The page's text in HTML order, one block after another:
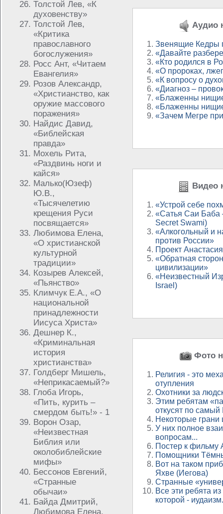
Толстой Лев, «К
духовенству»
Толстой Лев,
«Критика
православного
богослужения»
Росс Ант, «Читаем
Евангелия»
Розов Александр,
«Христианство, как
оружие массового
поражения»
Найдис Давид,
«Библейская
правда»
Мохель Рита,
«Раздвинь ноги и
кайся»
Малько(Юзеф)
Ю.В.,
«Тысячелетию
крещения Руси
посвящается»
Любимова Елена,
«О христианской
культурной
традиции»
Козырев Алексей,
«Пьянство»
Климчук Е.А., «О
национальной
принадлежности
Иисуса Христа»
Дешнер К.,
«Криминальная
история
христианства»
Голдберг Мишель,
«Неприкасаемый?»
Глоба Игорь,
«Пить, курить –
смердом быть!» - 1
Ворон Озар,
«Неизвестная
Библия или
околобиблейские
мифы»
Бессонов Евгений,
«Странные
обычаи»
Байда Дмитрий,
Любимова Елена,
Аудио
Звенящие Кедры
«Давайте
«Кто родился в
«О пророках,
«К вопросу о
«Диагноз –
«Блаженны
«Блаженны
«Зачем Мегре
Видео
«Устрой себе
«Сатья Саи Баба
Secret Swami)
«Алкогольный и
против России»
Проект Анастасия
«Обратная
цивилизации»
«Неизвестный
Israel)
Фото
Религия - это
отупления
Охотники за
Этим ребятам
откусят по самый
Некоторые
У них полное
вопросам...
Постер к фильму
Помощники
Вот на таком
Яхве (Иегова)
Странные
Все эти ребята
которой -